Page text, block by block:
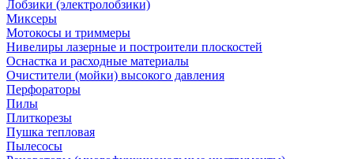
Лобзики (электролобзики)
Миксеры
Мотокосы и триммеры
Нивелиры лазерные и построители плоскостей
Оснастка и расходные материалы
Очистители (мойки) высокого давления
Перфораторы
Пилы
Плиткорезы
Пушка тепловая
Пылесосы